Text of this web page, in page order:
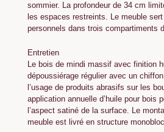
sommier. La profondeur de 34 cm
les espaces restreints. Le meuble
personnels dans trois compartiments
Entretien
Le bois de mindi massif avec finition
dépoussiérage régulier avec un
l’usage de produits abrasifs sur les
application annuelle d’huile pour bois
l’aspect satiné de la surface. Le
meuble est livré en structure